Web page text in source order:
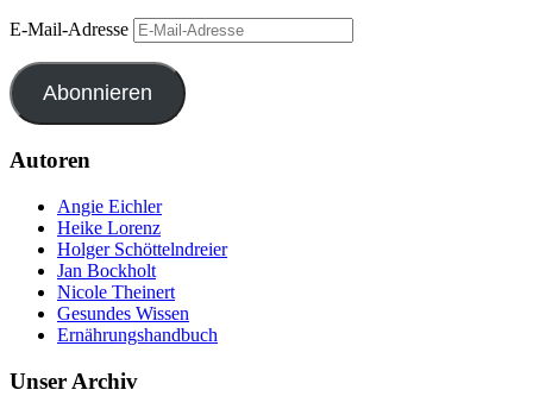
E-Mail-Adresse
Abonnieren
Autoren
Angie Eichler
Heike Lorenz
Holger Schöttelndreier
Jan Bockholt
Nicole Theinert
Gesundes Wissen
Ernährungshandbuch
Unser Archiv